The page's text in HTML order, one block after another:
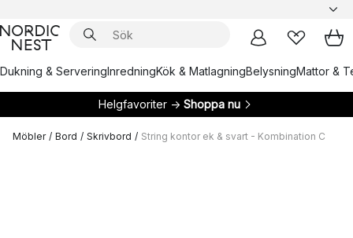
Dukning & ServeringInredningKök & MatlagningBelysningMattor &
Helgfavoriter → Shoppa nu
Möbler / Bord / Skrivbord / String kontor ek & svart - Kombination C